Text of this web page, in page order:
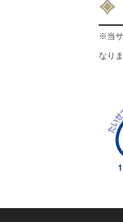
※当サ
なりま